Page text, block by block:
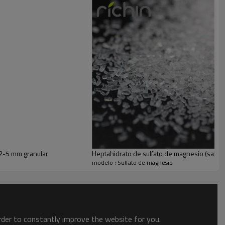
Polvo y Granular
decoloración de la pasta kraft.
de hidrógeno y calcio en el proceso de producción de
5 mm granular Heptahidrato de sulfato de magnesio (sal
modelo : Sulfato de magnesio
to constantly improve the website for you.